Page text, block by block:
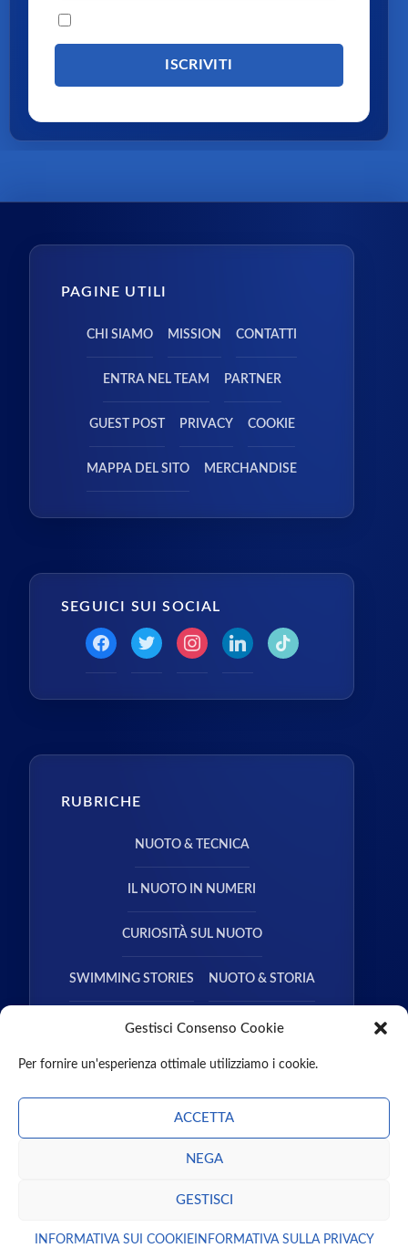
Gestisci Consenso Cookie
Per fornire un'esperienza ottimale utilizziamo i cookie.
ACCETTA
NEGA
GESTISCI
INFORMATIVA SUI COOKIEINFORMATIVA SULLA PRIVACY
PAGINE UTILI
CHI SIAMO MISSION CONTATTI
ENTRA NEL TEAM PARTNER
GUEST POST PRIVACY COOKIE
MAPPA DEL SITO MERCHANDISE
SEGUICI SUI SOCIAL
RUBRICHE
NUOTO & TECNICA
IL NUOTO IN NUMERI
CURIOSITÀ SUL NUOTO
SWIMMING STORIES NUOTO & STORIA
NUOTO & SALUTE
PODCAST LIBRI